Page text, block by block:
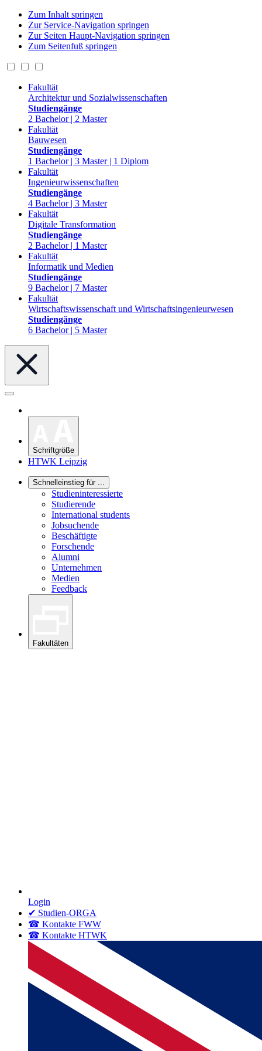
Zum Inhalt springen
Zur Service-Navigation springen
Zur Seiten Haupt-Navigation springen
Zum Seitenfuß springen
Fakultät
Architektur und Sozialwissenschaften
Studiengänge
2 Bachelor | 2 Master
Fakultät
Bauwesen
Studiengänge
1 Bachelor | 3 Master | 1 Diplom
Fakultät
Ingenieurwissenschaften
Studiengänge
4 Bachelor | 3 Master
Fakultät
Digitale Transformation
Studiengänge
2 Bachelor | 1 Master
Fakultät
Informatik und Medien
Studiengänge
9 Bachelor | 7 Master
Fakultät
Wirtschaftswissenschaft und Wirtschaftsingenieurwesen
Studiengänge
6 Bachelor | 5 Master
Schriftgröße
HTWK Leipzig
Schnelleinstieg für ...
Studieninteressierte
Studierende
International students
Jobsuchende
Beschäftigte
Forschende
Alumni
Unternehmen
Medien
Feedback
Fakultäten
Login
✔ Studien-ORGA
☎ Kontakte FWW
☎ Kontakte HTWK